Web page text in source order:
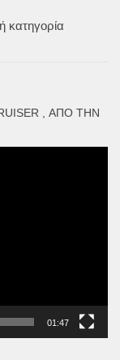
κατηγορία
, ΑΠΌ ΤΗΝ
01:47